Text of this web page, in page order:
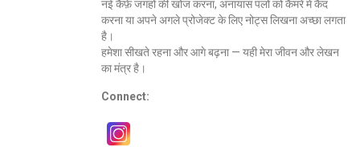
नई कैफ़े जगहों की खोज करना, अनायास पलों को कैमरे में कैद
करना या अपने अगले प्रोजेक्ट के लिए नोट्स लिखना अच्छा लगता
है।
हमेशा सीखते रहना और आगे बढ़ना — यही मेरा जीवन और लेखन
का मंत्र है।
Connect: